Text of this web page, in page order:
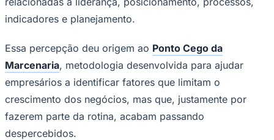
indicadores e planejamento.
Essa percepção deu origem ao Ponto Cego da
Marcenaria, metodologia desenvolvida para ajudar
empresários a identificar fatores que limitam o
crescimento dos negócios, mas que, justamente por
fazerem parte da rotina, acabam passando
despercebidos.